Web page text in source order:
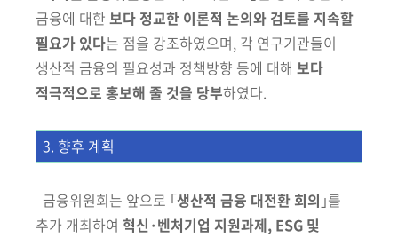
금융에 대한 보다 정교한 이론적 논의와 검토를 지속할
필요가 있다는 점을 강조하였으며, 각 연구기관들이
생산적 금융의 필요성과 정책방향 등에 대해 보다
적극적으로 홍보해 줄 것을 당부하였다.
3. 향후 계획
금융위원회는 앞으로 ｢생산적 금융 대전환 회의 ｣를
추가 개최하여 혁신·벤처기업 지원과제, ESG 및